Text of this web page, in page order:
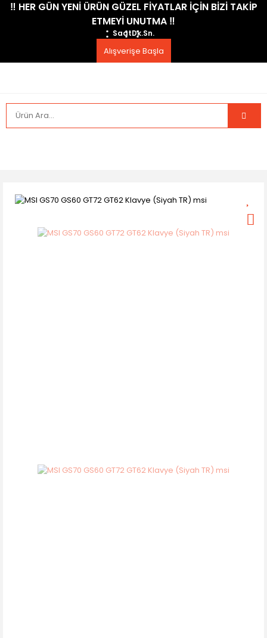
​‼️​ HER GÜN YENİ ÜRÜN GÜZEL FİYATLAR İÇİN BİZİ TAKİP
ETMEYİ UNUTMA ​‼️​
SaatDk.Sn.
Alışverişe Başla